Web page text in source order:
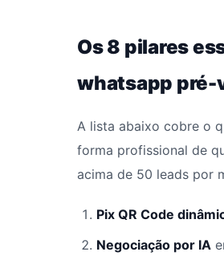
Os 8 pilares
whatsapp
A lista abaixo cobre o
forma profissional de
acima de 50 leads por
Pix QR Code
Negociação por IA